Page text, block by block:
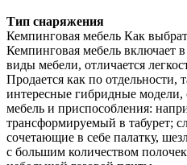
Тип снаряжения
Кемпинговая мебель Как
Кемпинговая мебель включает
виды мебели, отличается
Продается как по отдельности,
интересные гибридные
мебель и приспособления:
трансформируемый в табурет;
сочетающие в себе палатку,
с большим количеством